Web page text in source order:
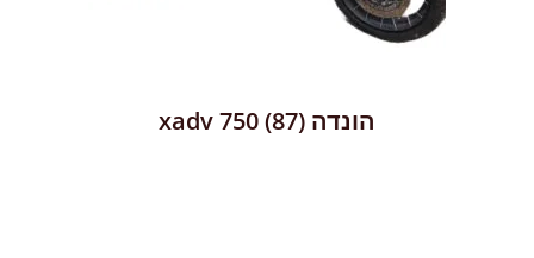
הונדה xadv 750(87)